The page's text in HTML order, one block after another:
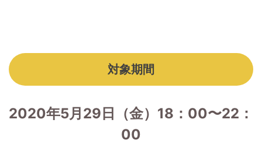
対象期間
2020年5月29日（金）18：00〜22：
00